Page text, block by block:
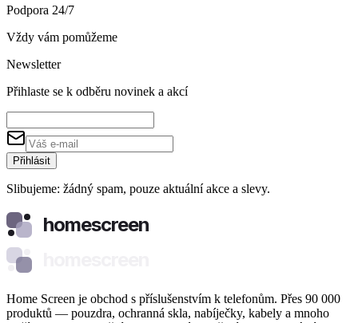
Podpora 24/7
Vždy vám pomůžeme
Newsletter
Přihlaste se k odběru novinek a akcí
Přihlásit
Slibujeme: žádný spam, pouze aktuální akce a slevy.
homescreen
Home Screen je obchod s příslušenstvím k telefonům. Přes 90 000
produktů — pouzdra, ochranná skla, nabíječky, kabely a mnoho